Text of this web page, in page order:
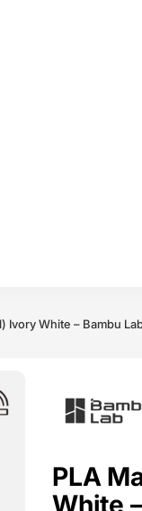
Ivory White – Bambu
PLA
White